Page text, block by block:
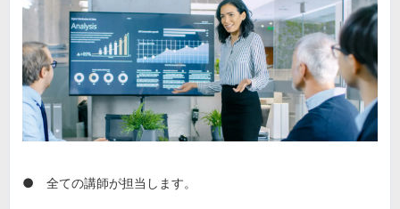
● 全ての講師が担当します。